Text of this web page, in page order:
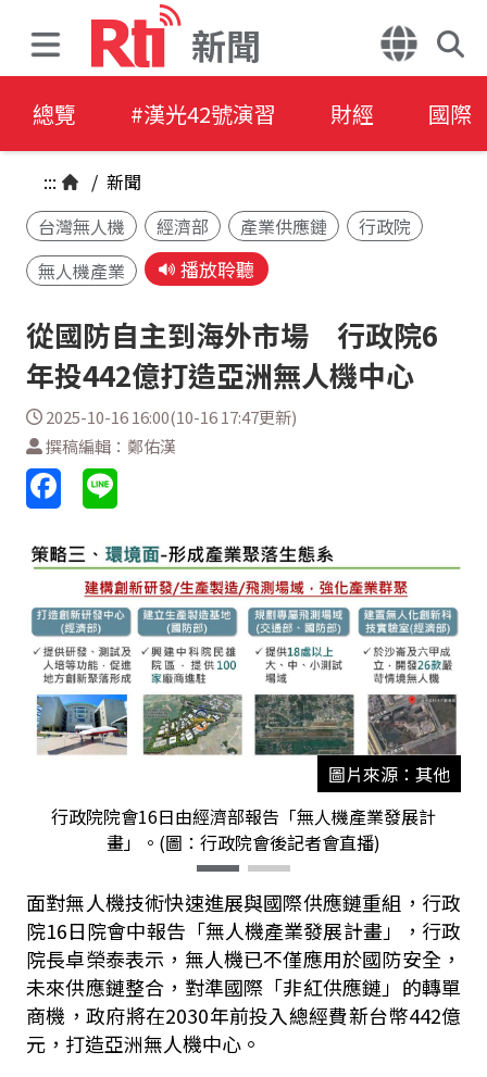
新聞
總覽 #漢光42號演習 財經 國際
::: / 新聞
台灣無人機
經濟部 產業供應鏈
行政院
無人機產業
播放聆聽
從國防自主到海外市場 行政院6
年投442億打造亞洲無人機中心
2025-10-16 16:00(10-16 17:47更新)
撰稿編輯：鄭佑漢
圖片來源：其他
行政院院會16日由經濟部報告「無人機產業發展計
畫」。(圖：行政院會後記者會直播)
面對無人機技術快速進展與國際供應鏈重組，行政
院16日院會中報告「無人機產業發展計畫」，行政
院長卓榮泰表示，無人機已不僅應用於國防安全，
未來供應鏈整合，對準國際「非紅供應鏈」的轉單
商機，政府將在2030年前投入總經費新台幣442億
元，打造亞洲無人機中心。